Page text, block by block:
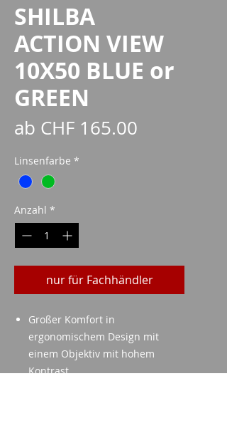
SHILBA
ACTION VIEW
10X50 BLUE or
GREEN
ab CHF 165.00
Linsenfarbe *
Anzahl *
nur für Fachhändler
Großer Komfort in
ergonomischem Design mit
einem Objektiv mit hohem
Kontrast.